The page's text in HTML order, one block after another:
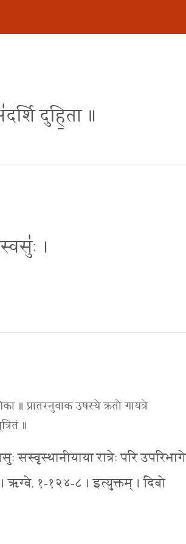
दुहि॒ता ॥
।
॥ प्रातरनुवाक उषस्ये क्रतौ गायत्रे
॥
सस्वृस्थानीयाया रात्रेः परि उपरिभागे
ऋग्वे. १-१२४-८ । इत्युक्तम् । दिवो